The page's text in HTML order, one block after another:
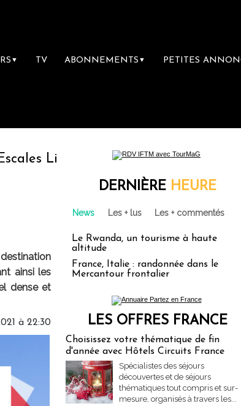
▼ TV ABONNEMENTS ▼ PETITES
la première librairie du
ainsi les
dense et
à 22:30
DERNIÈRE HEURE
News Les + lus Les + commentés
Le Rwanda, un tourisme à haute
altitude
France, Italie : randonnée dans le
Mercantour frontalier
LES OFFRES FRANCE
Choisissez votre thématique de fin
d'année avec Hôtels Circuits France
Spécialistes des séjours
découvertes et de séjours
thématiques tout compris et sur-
mesure, organisés à travers les...